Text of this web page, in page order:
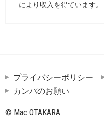
により収入を得ています。
プライバシーポリシー
カンパのお願い
© Mac OTAKARA